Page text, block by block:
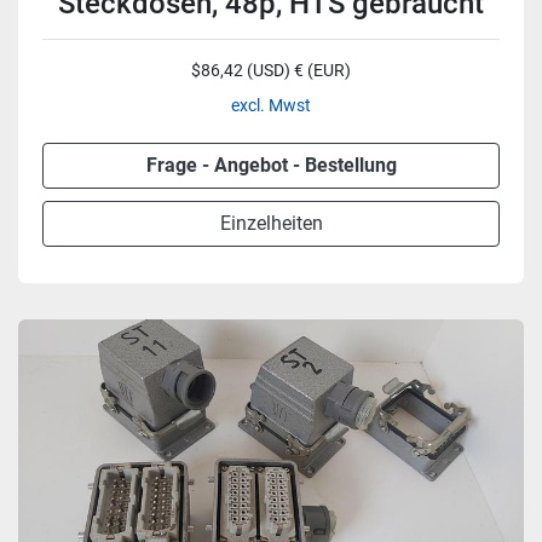
$86,42 (USD) € (EUR)
excl. Mwst
Frage - Angebot - Bestellung
Einzelheiten